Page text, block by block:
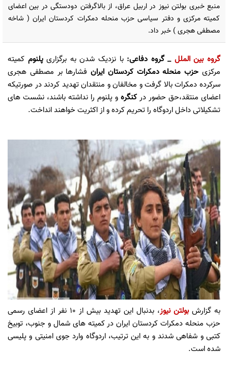
منبع خبری بولتن نیوز در اربیل عراق، از بالاگرفتن دودستگی در بین اعضای
کمیته مرکزی و دفتر سیاسی حزب منحله دمکرات کردستان ایران ( شاخه
مصطفی هجری ) خبر داد.
گروه بین الملل _ گروه دفاعی: با نزدیک شدن به برگزاریپلنوم کمیته
مرکزی حزب منحله دمکرات کردستان ایرانفشارها بر مصطفی هجری
سرکرده دمکرات بالا گرفت و مخالفان و منتقدان تهدید کردند در صورتیکه
اعضای منتقد،حق حضور درکنگره و پلنوم را نداشته باشند، نشست های
تشکیلاتی داخل اردوگاه را تحریم کرده و از اکثریت خواهند انداخت.
به گزارشبولتن نیوز
، بدنبال این تهدید بیش از 10 نفر از اعضای رسمی
حزب منحله دمکرات کردستان ایران در کمیته های شمال و جنوب، توبیخ
کتبی و شفاهی شدند و به این ترتیب، اردوگاه وارد جوی امنیتی و پلیسی
شده است.